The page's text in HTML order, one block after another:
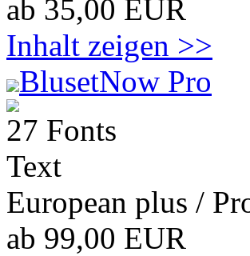
ab 35,00 EUR
Inhalt zeigen >>
BlusetNow Pro
27 Fonts
Text
European plus /
ab 99,00 EUR